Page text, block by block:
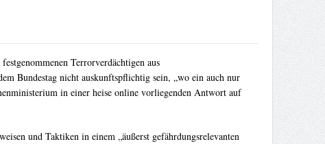
Terrorverdächtigen aus
Bundestag nicht auskunftspflichtig sein, „wo ein auch nur
in einer heise online vorliegenden Antwort auf
und Taktiken in einem „äußerst gefährdungsrelevanten